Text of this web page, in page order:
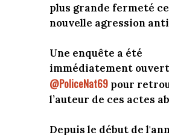
plus grande fermeté
nouvelle agression
Une enquête a été
immédiatement
@PoliceNat69 pour
l’auteur de ces actes
Depuis le début de